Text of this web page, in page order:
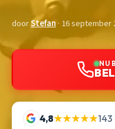
doorStefan· 16 september
NU
4,8★★★★★